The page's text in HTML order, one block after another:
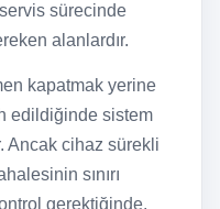
sürecinde
alanlardır.
kapatmak yerine
edildiğinde sistem
Ancak cihaz sürekli
sınırı
gerektiğinde,